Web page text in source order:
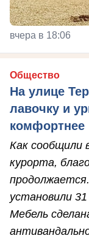
вчера в 18:06
Общество
На улице
лавочку и
комфортнее
Как сообщили
курорта,
установили
Мебель